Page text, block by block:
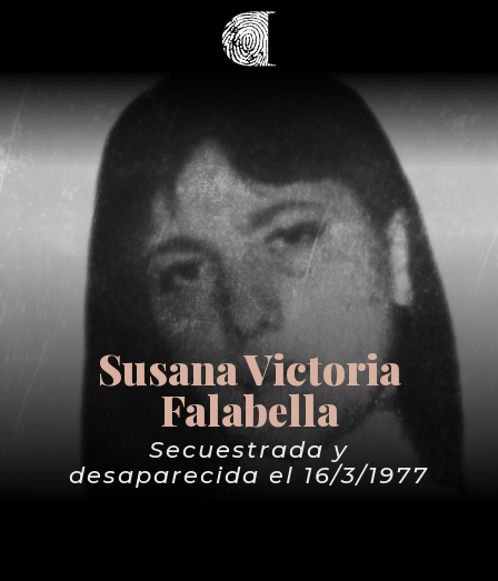
Susana Victoria
Falabella
Secuestrada y
desaparecida el 16/3/1977